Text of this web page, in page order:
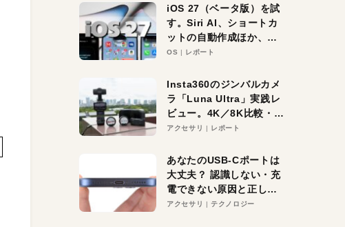
iOS 27（ベータ版）を試
す。Siri AI、ショートカ
ットの自動作成ほか、期
待大の便利機能5選。
る未来はすぐそこ！
OS レポート
Insta360のジンバルカメ
ラ「Luna Ultra」実践レ
ビュー。4K／8K比較・ズ
ーム・夜間撮影をチェッ
アクセサリ レポート
あなたのUSB-Cポートは
大丈夫？ 認識しない・充
電できない原因と正しい
対策
アクセサリ テクノロジー